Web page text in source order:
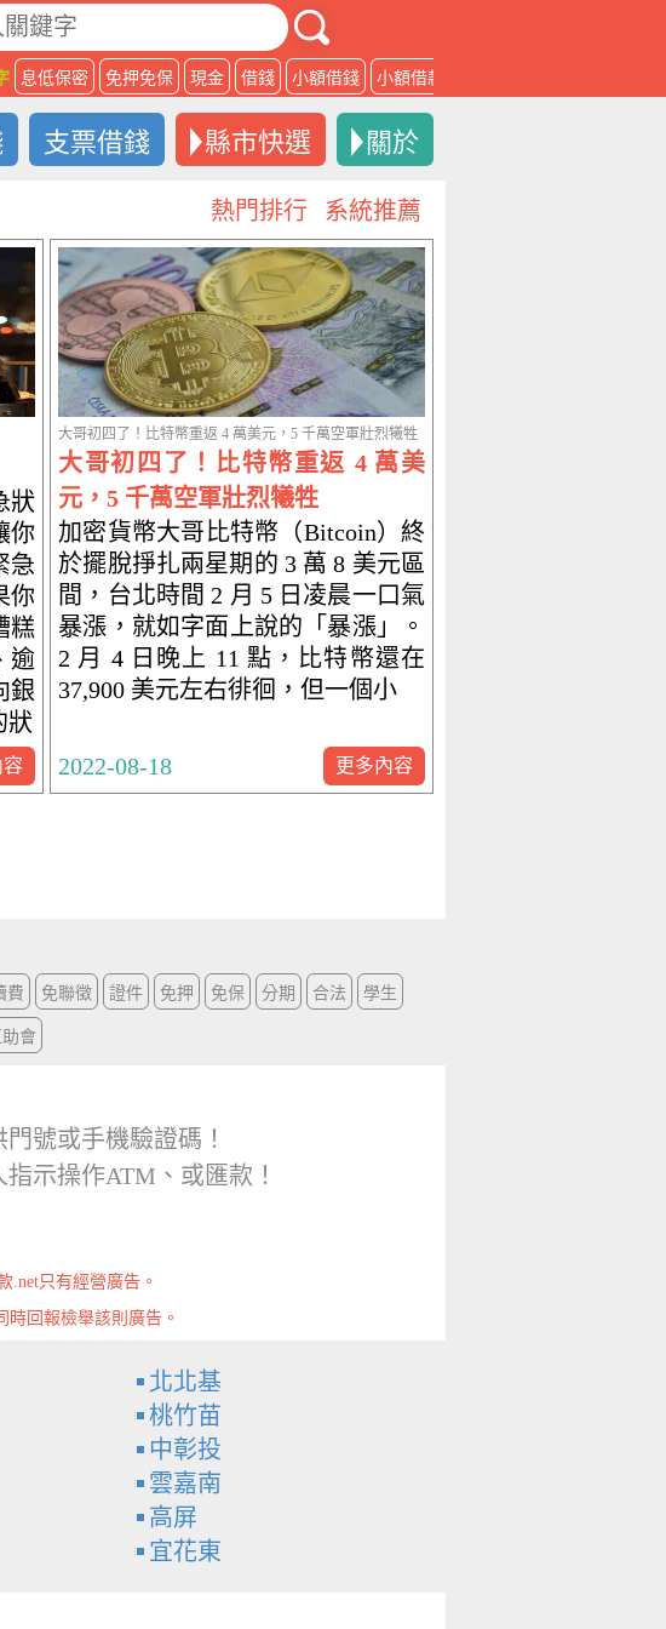
息低保密 免押免保 現金 借錢 小額借錢 小額借款
支票借錢 縣市快選 關於
熱門排行 系統推薦
狀
你
急
你
糕
逾
銀
狀
大哥初四了！比特幣重返 4 萬美元，5 千萬空軍壯烈犧牲
大哥初四了！比特幣重返 4 萬美
元，5 千萬空軍壯烈犧牲
加密貨幣大哥比特幣（Bitcoin）終
於擺脫掙扎兩星期的 3 萬 8 美元區
間，台北時間 2 月 5 日凌晨一口氣
暴漲，就如字面上說的「暴漲」。
2 月 4 日晚上 11 點，比特幣還在
37,900 美元左右徘徊，但一個小
2022-08-18 更多內容
費 免聯徵 證件 免押 免保 分期 合法 學生
助會
號或手機驗證碼！
示操作ATM、或匯款！
.net只有經營廣告。
回報檢舉該則廣告。
北北基
桃竹苗
中彰投
雲嘉南
高屏
宜花東